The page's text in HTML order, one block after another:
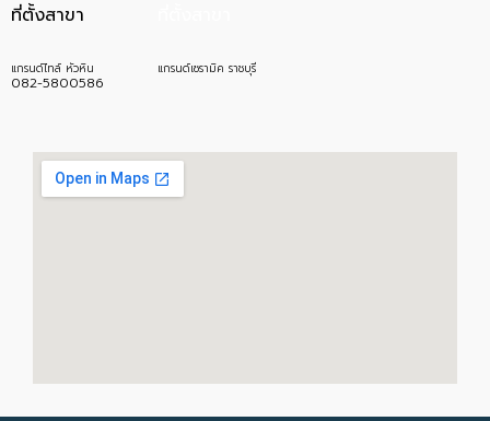
ที่ตั้งสาขา
แกรนด์ไทล์ หัวหิน
082-5800586
แกรนด์เซรามิค ราชบุรี